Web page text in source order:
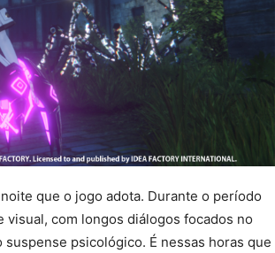
que o jogo adota. Durante o período
com longos diálogos focados no
psicológico. É nessas horas que